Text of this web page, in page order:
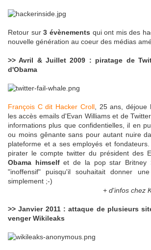
Retour sur3 évènements qui ont mis des
nouvelle génération au coeur des médias
>> Avril & Juillet 2009 : piratage de
d'Obama
François C dit Hacker Croll, 25 ans, déjoue
les accès emails d'Evan Williams et de
informations plus que confidentielles, il en
ou moins gênante sans pour autant nuire
plateforme et a ses employés et
pirater le compte twitter du président des
Obama himselfet de la pop star Britney
"inoffensif" puisqu'il souhaitait donner
simplement ;-)
+ d'infos chez
>> Janvier 2011 : attaque de plusieurs
venger Wikileaks